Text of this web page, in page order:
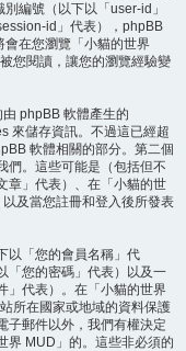
編號（以下以「user-id」
id」代表），phpBB
在您瀏覽「小貓的世界
您閱讀，讓您的瀏覽經驗變
phpBB 軟體產生的
來儲存資訊。不過這已經超
軟體相關的部分。第二個
們。這些可能是（包括但不
章」代表）、在「小貓的世
及當您註冊和登入後所發表
以「您的會員名稱」代
「您的密碼」代表）以及一
」代表）。在「小貓的世界
所在國家或地域的資料保護
子郵件以外，我們有權決定
界 MUD」的。這些非必須的